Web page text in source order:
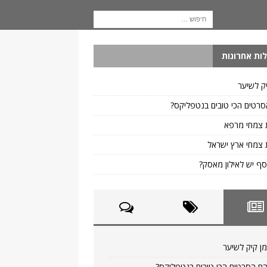
אחרונות
לשיער
הכי טובים בנטפליקס?
צמחי מרפא
צמחי ארץ ישראל
יש לאילון מאסק?
קיק לשיער